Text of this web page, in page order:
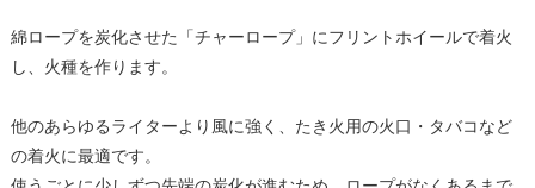
綿ロープを炭化させた「チャーロープ」にフリントホイールで着火
し、火種を作ります。
他のあらゆるライターより風に強く、たき火用の火口・タバコなど
の着火に最適です。